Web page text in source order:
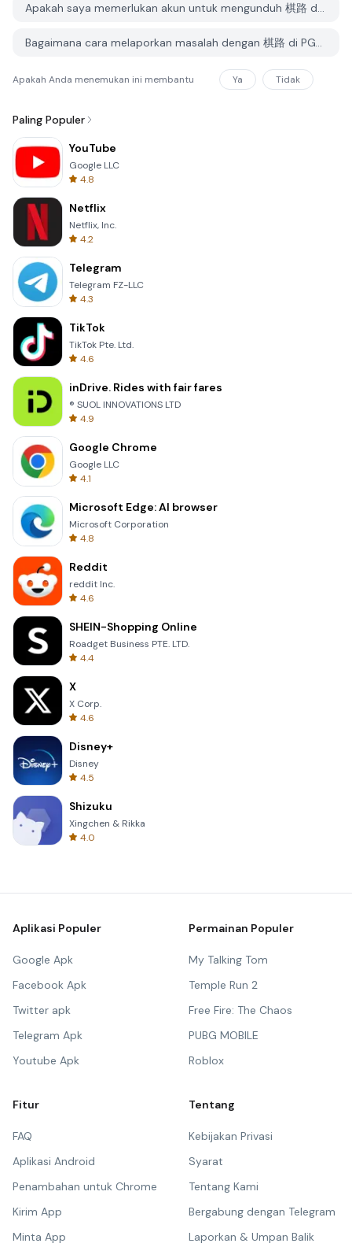
Apakah saya memerlukan akun untuk mengunduh 棋路 dari PGYER APK HUB?
Bagaimana cara melaporkan masalah dengan 棋路 di PGYER APK HUB?
Apakah Anda menemukan ini membantu Ya Tidak
Paling Populer
YouTube
Google LLC
4.8
Netflix
Netflix, Inc.
4.2
Telegram
Telegram FZ-LLC
4.3
TikTok
TikTok Pte. Ltd.
4.6
inDrive. Rides with fair fares
® SUOL INNOVATIONS LTD
4.9
Google Chrome
Google LLC
4.1
Microsoft Edge: AI browser
Microsoft Corporation
4.8
Reddit
reddit Inc.
4.6
SHEIN-Shopping Online
Roadget Business PTE. LTD.
4.4
X
X Corp.
4.6
Disney+
Disney
4.5
Shizuku
Xingchen & Rikka
4.0
Aplikasi Populer
Google Apk
Facebook Apk
Twitter apk
Telegram Apk
Youtube Apk
Permainan Populer
My Talking Tom
Temple Run 2
Free Fire: The Chaos
PUBG MOBILE
Roblox
Fitur
FAQ
Aplikasi Android
Penambahan untuk Chrome
Kirim App
Minta App
Tentang
Kebijakan Privasi
Syarat
Tentang Kami
Bergabung dengan Telegram
Laporkan & Umpan Balik